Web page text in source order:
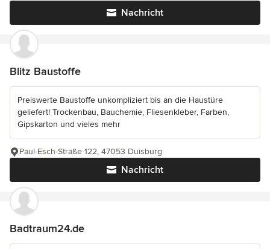
Nachricht
Blitz Baustoffe
Preiswerte Baustoffe unkompliziert bis an die Haustüre
geliefert! Trockenbau, Bauchemie, Fliesenkleber, Farben,
Gipskarton und vieles mehr
Nachricht
Paul-Esch-Straße 122, 47053 Duisburg
Badtraum24.de